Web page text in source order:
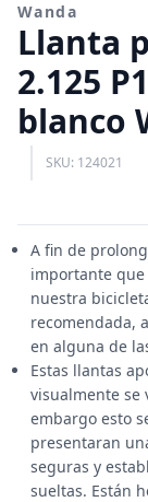
Wanda
Llanta
2.125
blanco
SKU: 124021
A fin de
importante
nuestra
recomendada,
en alguna de
Estas llantas
visualmente se
embargo esto
presentaran
seguras y
sueltas. Están